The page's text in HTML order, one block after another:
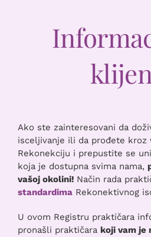
Ako ste zainteresovani da
isceljivanje ili da prođete kroz
Rekonekciju i prepustite se
koja je dostupna svima nama,
vašoj okolini! Način rada
standardimaRekonektivnog
U ovom Registru praktičara
pronašli praktičara koji vam je